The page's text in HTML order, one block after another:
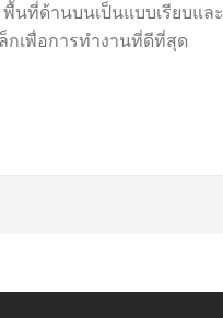
พื้นที่ด้านบนเป็นแบบเรียบและ
กเพื่อการทำงานที่ดีที่สุด